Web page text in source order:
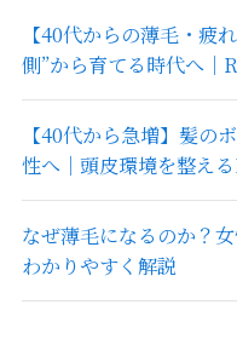
【40代からの薄毛・疲
側”から育てる時代へ｜
【40代から急増】髪の
性へ｜頭皮環境を整え
なぜ薄毛になるのか？
わかりやすく解説